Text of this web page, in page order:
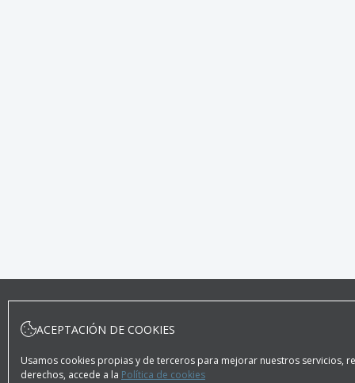
ACEPTACIÓN DE COOKIES
Usamos cookies propias y de terceros para mejorar nuestros servicios,
derechos, accede a la Política de cookies